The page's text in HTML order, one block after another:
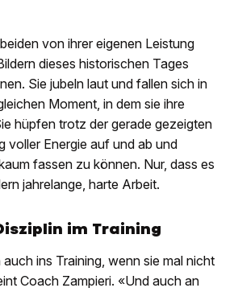
von ihrer eigenen Leistung
dieses historischen Tages
Sie jubeln laut und fallen sich in
Moment, in dem sie ihre
hüpfen trotz der gerade gezeigten
voller Energie auf und ab und
fassen zu können. Nur, dass es
jahrelange, harte Arbeit.
im Training
ins Training, wenn sie mal nicht
Coach Zampieri. «Und auch an